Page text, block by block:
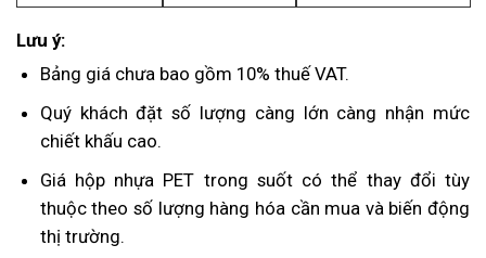
Lưu ý:
Bảng giá chưa bao gồm 10% thuế VAT.
Quý khách đặt số lượng càng lớn càng nhận mức
chiết khấu cao.
Giá hộp nhựa PET trong suốt có thể thay đổi tùy
thuộc theo số lượng hàng hóa cần mua và biến động
thị trường.